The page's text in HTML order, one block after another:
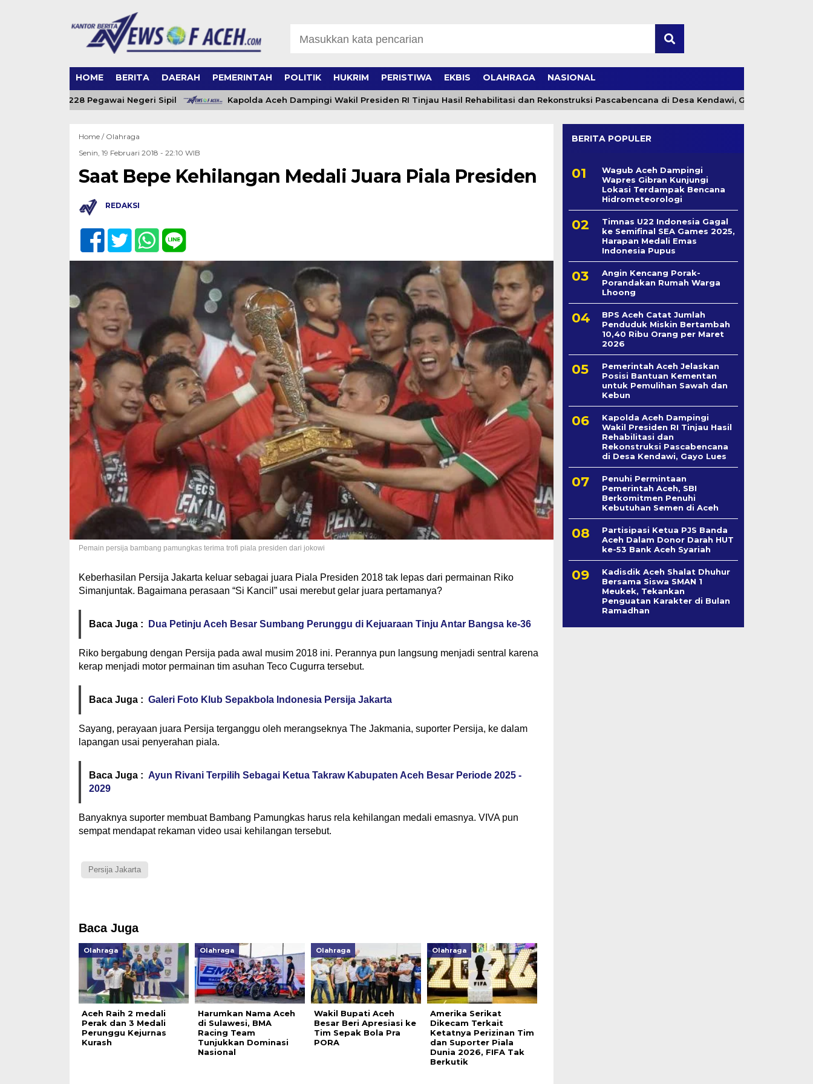
HOME BERITA DAERAH PEMERINTAH POLITIK HUKRIM PERISTIWA EKBIS OLAHRAGA NASIONAL
Angkat 228 Pegawai Negeri Sipil Kapolda Aceh Dampingi Wakil Presiden RI Tinjau Hasil Rehabilitasi dan Rekonstruksi Pascabencana di Desa Kendawi, Gayo Lues
Home / Olahraga
Senin, 19 Februari 2018 - 22:10 WIB
Saat Bepe Kehilangan Medali Juara Piala Presiden
REDAKSI
Pemain persija bambang pamungkas terima trofi piala presiden dari jokowi
Keberhasilan Persija Jakarta keluar sebagai juara Piala Presiden 2018 tak lepas dari permainan Riko
Simanjuntak. Bagaimana perasaan “Si Kancil” usai merebut gelar juara pertamanya?
Baca Juga : Dua Petinju Aceh Besar Sumbang Perunggu di Kejuaraan Tinju Antar Bangsa ke-36
Riko bergabung dengan Persija pada awal musim 2018 ini. Perannya pun langsung menjadi sentral karena
kerap menjadi motor permainan tim asuhan Teco Cugurra tersebut.
Baca Juga : Galeri Foto Klub Sepakbola Indonesia Persija Jakarta
Sayang, perayaan juara Persija terganggu oleh merangseknya The Jakmania, suporter Persija, ke dalam
lapangan usai penyerahan piala.
Baca Juga : Ayun Rivani Terpilih Sebagai Ketua Takraw Kabupaten Aceh Besar Periode 2025 -
2029
Banyaknya suporter membuat Bambang Pamungkas harus rela kehilangan medali emasnya. VIVA pun
sempat mendapat rekaman video usai kehilangan tersebut.
Persija Jakarta
Baca Juga
Olahraga
Aceh Raih 2 medali
Perak dan 3 Medali
Perunggu Kejurnas
Kurash
Olahraga
Harumkan Nama Aceh
di Sulawesi, BMA
Racing Team
Tunjukkan Dominasi
Nasional
Olahraga
Wakil Bupati Aceh
Besar Beri Apresiasi ke
Tim Sepak Bola Pra
PORA
Olahraga
Amerika Serikat
Dikecam Terkait
Ketatnya Perizinan Tim
dan Suporter Piala
Dunia 2026, FIFA Tak
Berkutik
BERITA POPULER
Wagub Aceh Dampingi
Wapres Gibran Kunjungi
Lokasi Terdampak Bencana
Hidrometeorologi
Timnas U22 Indonesia Gagal
ke Semifinal SEA Games 2025,
Harapan Medali Emas
Indonesia Pupus
Angin Kencang Porak-
Porandakan Rumah Warga
Lhoong
BPS Aceh Catat Jumlah
Penduduk Miskin Bertambah
10,40 Ribu Orang per Maret
2026
Pemerintah Aceh Jelaskan
Posisi Bantuan Kementan
untuk Pemulihan Sawah dan
Kebun
Kapolda Aceh Dampingi
Wakil Presiden RI Tinjau Hasil
Rehabilitasi dan
Rekonstruksi Pascabencana
di Desa Kendawi, Gayo Lues
Penuhi Permintaan
Pemerintah Aceh, SBI
Berkomitmen Penuhi
Kebutuhan Semen di Aceh
Partisipasi Ketua PJS Banda
Aceh Dalam Donor Darah HUT
ke-53 Bank Aceh Syariah
Kadisdik Aceh Shalat Dhuhur
Bersama Siswa SMAN 1
Meukek, Tekankan
Penguatan Karakter di Bulan
Ramadhan